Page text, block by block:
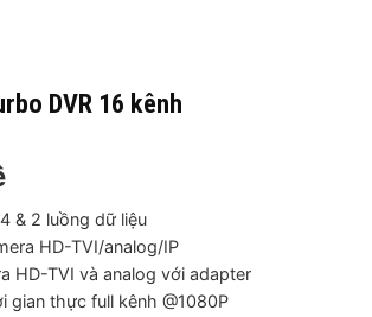
DVR 16 kênh
& 2 luồng dữ liệu
HD-TVI/analog/IP
HD-TVI và analog với adapter
gian thực full kênh @1080P